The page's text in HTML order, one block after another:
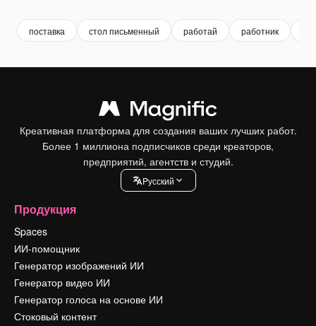
поставка стол письменный работай работник
Креативная платформа для создания ваших лучших работ.
Более 1 миллиона подписчиков среди креаторов,
предприятий, агентств и студий.
Pусский
Продукция
Spaces
ИИ-помощник
Генератор изображений ИИ
Генератор видео ИИ
Генератор голоса на основе ИИ
Стоковый контент